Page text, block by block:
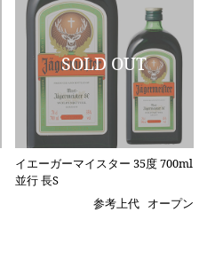
イエーガーマイスター 35度 700ml
並行 長S
参考上代 オープン